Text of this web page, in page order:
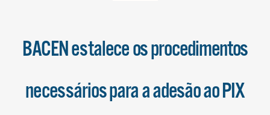
BACEN estalece os procedimentos
necessários para a adesão ao PIX